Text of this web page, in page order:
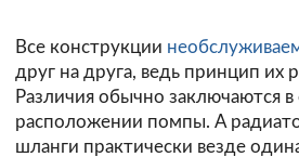
Все конструкции
друг на друга, ведь принцип их
Различия обычно заключаются
расположении помпы. А
шланги практически везде